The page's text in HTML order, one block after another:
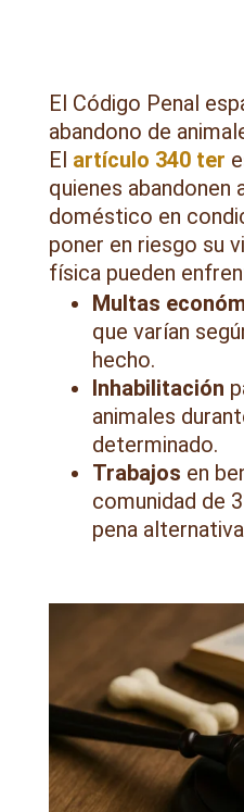
El Código Penal
abandono de
El artículo 340 ter
quienes abandonen
doméstico en
poner en riesgo su
física pueden
Multas
que varían
hecho.
Inhabilitación
animales
determinado.
Trabajos en
comunidad de
pena